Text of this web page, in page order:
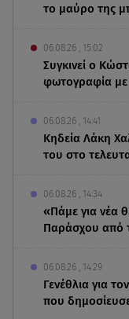
το μαύρο της
06.08.26 , 15:02
Συγκινεί ο
φωτογραφία
06.08.26 , 14:41
Κηδεία Λάκη
του στο
06.08.26 , 14:34
«Πάμε για νέα
Παράσχου από
06.08.26 , 14:29
Γενέθλια για
που